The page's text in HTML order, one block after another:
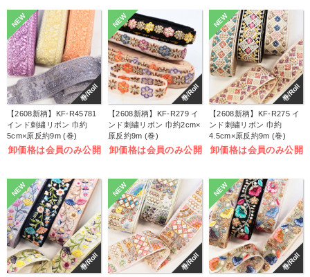
NEW
巻/Roll
【2608新柄】KF-R45781
インド刺繍リボン 巾約
5cm×原反約9m (巻)
卸価格は会員のみ公開
巻/Roll
NEW
【2608新柄】KF-R279 イ
ンド刺繍リボン 巾約2cm×
原反約9m (巻)
卸価格は会員のみ公開
巻/Roll
NEW
【2608新柄】KF-R275 イ
ンド刺繍リボン 巾約
4.5cm×原反約9m (巻)
卸価格は会員のみ公開
NEW
巻/Roll
NEW
巻/Roll
NEW
巻/Roll